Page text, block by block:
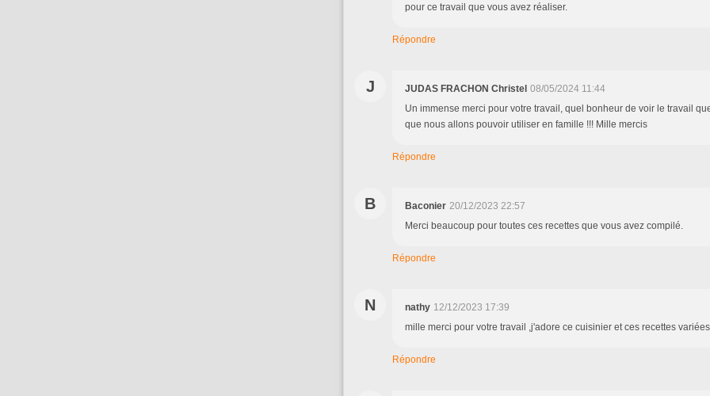
pour ce travail que vous avez réaliser.
Répondre
J JUDAS FRACHON Christel 08/05/2024 11:44
Un immense merci pour votre travail, quel bonheur de voir le travail
que nous allons pouvoir utiliser en famille !!! Mille mercis
Répondre
B Baconier 20/12/2023 22:57
Merci beaucoup pour toutes ces recettes que vous avez compilé.
Répondre
N nathy 12/12/2023 17:39
mille merci pour votre travail ,j'adore ce cuisinier et ces recettes
Répondre